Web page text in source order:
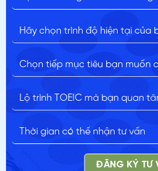
ĐĂNG KÝ TƯ